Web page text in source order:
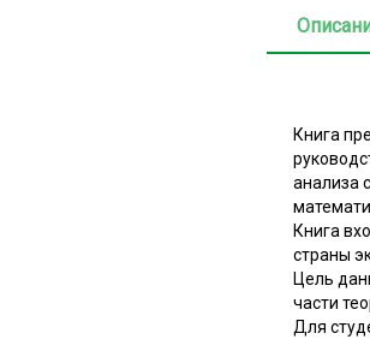
Книга
анализа
Книга
страны
Цель
части
Для